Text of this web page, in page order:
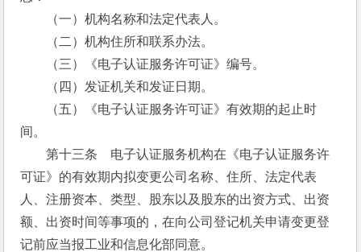
（一）机构名称和法定代表人。
（二）机构住所和联系办法。
（三）《电子认证服务许可证》编号。
（四）发证机关和发证日期。
（五）《电子认证服务许可证》有效期的起止时
间。
第十三条　电子认证服务机构在《电子认证服务许
可证》的有效期内拟变更公司名称、住所、法定代表
人、注册资本、类型、股东以及股东的出资方式、出资
额、出资时间等事项的，在向公司登记机关申请变更登
记前应当报工业和信息化部同意。